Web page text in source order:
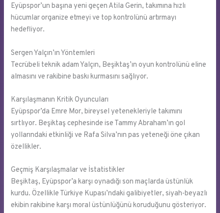
Eyüpspor’un başına yeni geçen Atila Gerin, takımına hızlı
hücumlar organize etmeyi ve top kontrolünü artırmayı
hedefliyor.
Sergen Yalçın’ın Yöntemleri
Tecrübeli teknik adam Yalçın, Beşiktaş’ın oyun kontrolünü eline
almasını ve rakibine baskı kurmasını sağlıyor.
Karşılaşmanın Kritik Oyuncuları
Eyüpspor’da Emre Mor, bireysel yetenekleriyle takımını
sırtlıyor. Beşiktaş cephesinde ise Tammy Abraham’ın gol
yollarındaki etkinliği ve Rafa Silva’nın pas yeteneği öne çıkan
özellikler.
Geçmiş Karşılaşmalar ve İstatistikler
Beşiktaş, Eyüpspor’a karşı oynadığı son maçlarda üstünlük
kurdu. Özellikle Türkiye Kupası’ndaki galibiyetler, siyah-beyazlı
ekibin rakibine karşı moral üstünlüğünü koruduğunu gösteriyor.